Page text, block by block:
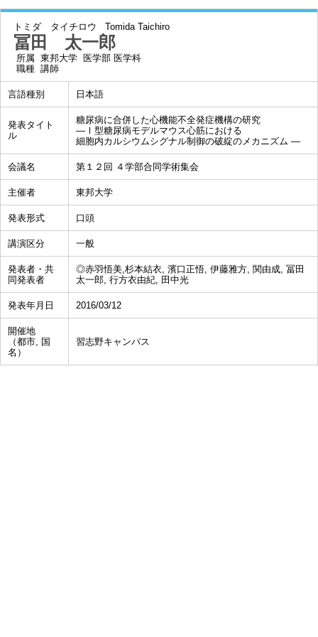
トミダ タイチロウ Tomida Taichiro
冨田 太一郎
所属 東邦大学 医学部 医学科
職種 講師
言語種別 日本語
発表タイト
ル
糖尿病に合併した心機能不全発症機構の研究
―Ⅰ型糖尿病モデルマウス心筋における
細胞内カルシウムシグナル制御の破綻のメカニズム ―
会議名 第１２回 ４学部合同学術集会
主催者 東邦大学
発表形式 口頭
講演区分 一般
発表者・共
同発表者
◎赤羽悟美,杉本結衣, 濱口正悟, 伊藤雅方, 関由成, 冨田
太一郎, 行方衣由紀, 田中光
発表年月日 2016/03/12
開催地
（都市, 国
名）
習志野キャンパス